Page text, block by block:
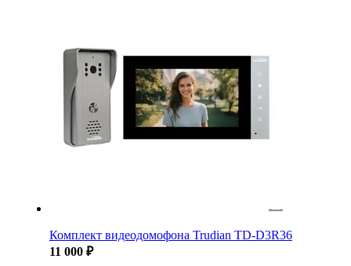
Комплект видеодомофона Trudian TD-D3R36
11 000 ₽